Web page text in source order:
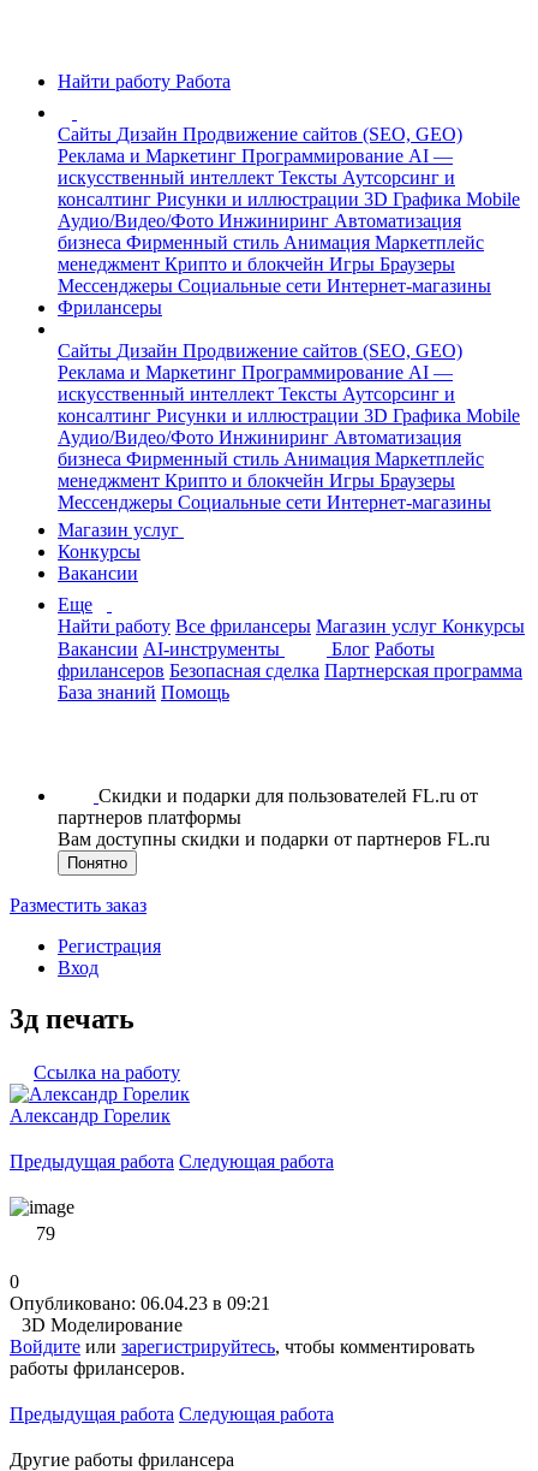
Найти работу Работа
Сайты Дизайн Продвижение сайтов (SEO, GEO)
Реклама и Маркетинг Программирование AI —
искусственный интеллект Тексты Аутсорсинг и
консалтинг Рисунки и иллюстрации 3D Графика Mobile
Аудио/Видео/Фото Инжиниринг Автоматизация
бизнеса Фирменный стиль Анимация Маркетплейс
менеджмент Крипто и блокчейн Игры Браузеры
Мессенджеры Социальные сети Интернет-магазины
Фрилансеры
Сайты Дизайн Продвижение сайтов (SEO, GEO)
Реклама и Маркетинг Программирование AI —
искусственный интеллект Тексты Аутсорсинг и
консалтинг Рисунки и иллюстрации 3D Графика Mobile
Аудио/Видео/Фото Инжиниринг Автоматизация
бизнеса Фирменный стиль Анимация Маркетплейс
менеджмент Крипто и блокчейн Игры Браузеры
Мессенджеры Социальные сети Интернет-магазины
Магазин услуг
Конкурсы
Вакансии
Еще
Найти работу Все фрилансеры Магазин услуг Конкурсы
Вакансии AI-инструменты Блог Работы
фрилансеров Безопасная сделка Партнерская программа
База знаний Помощь
Скидки и подарки для пользователей FL.ru от
партнеров платформы
Вам доступны скидки и подарки от партнеров FL.ru
Понятно
Разместить заказ
Регистрация
Вход
3д печать
Ссылка на работу
Александр Горелик
Предыдущая работа Следующая работа
79
0
Опубликовано: 06.04.23 в 09:21
3D Моделирование
Войдите или зарегистрируйтесь, чтобы комментировать
работы фрилансеров.
Предыдущая работа Следующая работа
Другие работы фрилансера